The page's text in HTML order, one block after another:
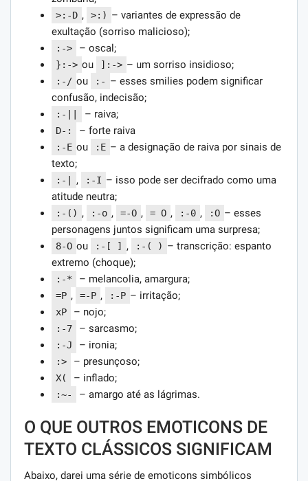
>:-D , >:) – variantes de expressão de
exultação (sorriso malicioso);
:-> – oscal;
}:-> ou ]:-> – um sorriso insidioso;
:-/ ou :- – esses smilies podem significar
confusão, indecisão;
:-|| – raiva;
D-: – forte raiva
:-E ou :E – a designação de raiva por sinais de
texto;
:-| , :-I – isso pode ser decifrado como uma
atitude neutra;
:-() , :-o , =-O , = O , :-0 , :O – esses
personagens juntos significam uma surpresa;
8-O ou :-[ ] , :-( ) – transcrição: espanto
extremo (choque);
:-* – melancolia, amargura;
=P , =-P , :-P – irritação;
xP – nojo;
:-7 – sarcasmo;
:-J – ironia;
:> – presunçoso;
X( – inflado;
:~- – amargo até as lágrimas.
O QUE OUTROS EMOTICONS DE
TEXTO CLÁSSICOS SIGNIFICAM
Abaixo, darei uma série de emoticons simbólicos